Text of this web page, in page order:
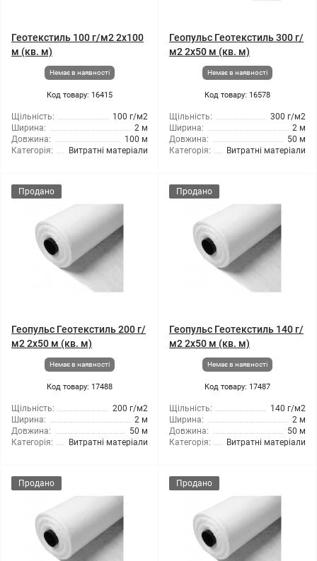
Геотекстиль 100 г/м2 2x100
м (кв. м)
Немає в наявності
Код товару: 16415
Щільність:
100 г/м2
Ширина:
2 м
Довжина:
100 м
Категорія:
Витратні матеріали
Геопульс Геотекстиль 300 г/
м2 2x50 м (кв. м)
Немає в наявності
Код товару: 16578
Щільність:
300 г/м2
Ширина:
2 м
Довжина:
50 м
Категорія:
Витратні матеріали
Продано
Геопульс Геотекстиль 200 г/
м2 2x50 м (кв. м)
Немає в наявності
Код товару: 17488
Щільність:
200 г/м2
Ширина:
2 м
Довжина:
50 м
Категорія:
Витратні матеріали
Продано
Геопульс Геотекстиль 140 г/
м2 2x50 м (кв. м)
Немає в наявності
Код товару: 17487
Щільність:
140 г/м2
Ширина:
2 м
Довжина:
50 м
Категорія:
Витратні матеріали
Продано Продано